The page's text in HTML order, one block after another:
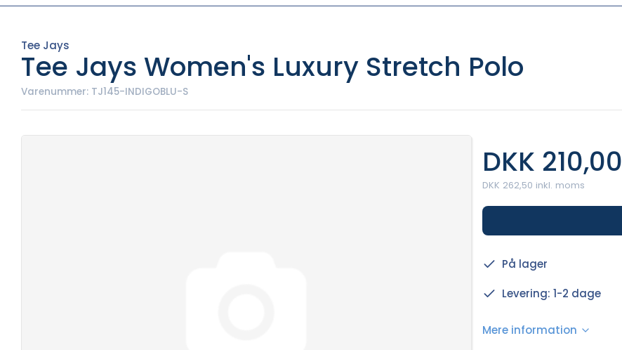
Tee Jays
Tee Jays Women's Luxury Stretch Polo
Varenummer: TJ145-INDIGOBLU-S
DKK 210,00
DKK 262,50 inkl. moms
På lager
Levering: 1-2 dage
Mere information